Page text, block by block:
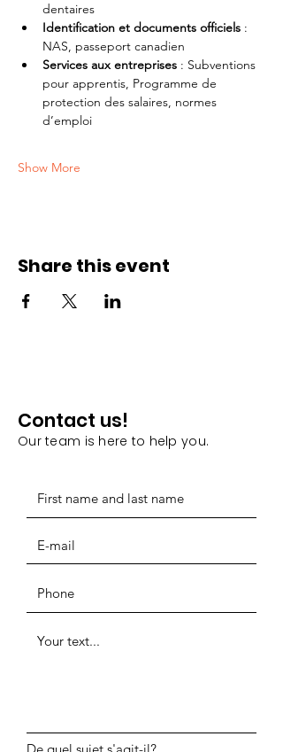
dentaires
Identification et documents officiels :
NAS, passeport canadien
Services aux entreprises : Subventions
pour apprentis, Programme de
protection des salaires, normes
d’emploi
Show More
Share this event
Contact us!
Our team is here to help you.